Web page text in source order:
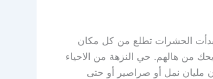
الحشرات تطلع من كل مكان
من هالهم. حي النزهة من الاحياء
مليان نمل أو صراصير أو حتى